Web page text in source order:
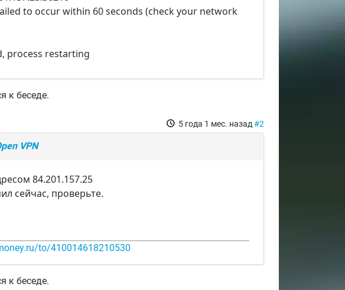
to occur within 60 seconds (check your network
process restarting
к беседе.
5 года 1 мес. назад #2
VPN
84.201.157.25
сейчас, проверьте.
to/410014618210530
к беседе.